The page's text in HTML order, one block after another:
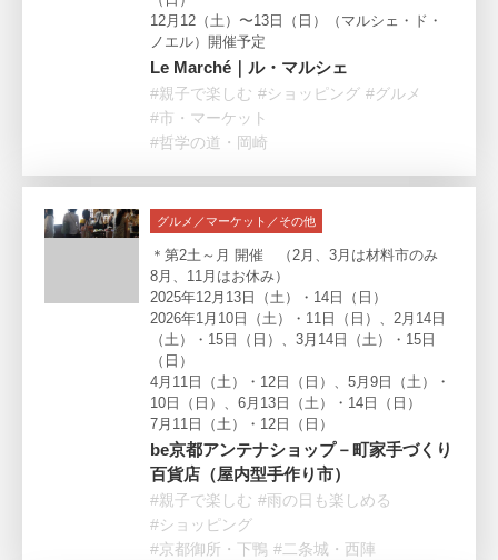
12月12（土）〜13日（日）（マルシェ・ド・
ノエル）開催予定
Le Marché｜ル・マルシェ
#親子で楽しむ #ショッピング #グルメ
#市・マーケット
#哲学の道・岡崎
グルメ／マーケット／その他
＊第2土～月 開催 （2月、3月は材料市のみ
8月、11月はお休み）
2025年12月13日（土）・14日（日）
2026年1月10日（土）・11日（日）、2月14日
（土）・15日（日）、3月14日（土）・15日
（日）
4月11日（土）・12日（日）、5月9日（土）・
10日（日）、6月13日（土）・14日（日）
7月11日（土）・12日（日）
be京都アンテナショップ－町家手づくり
百貨店（屋内型手作り市）
#親子で楽しむ #雨の日も楽しめる
#ショッピング
#京都御所・下鴨 #二条城・西陣